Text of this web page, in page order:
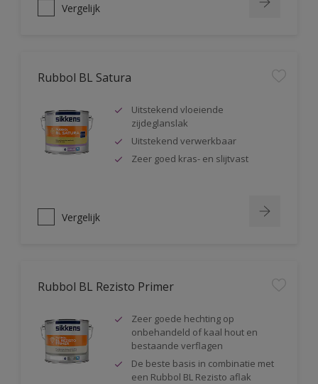
Vergelijk
Rubbol BL Satura
Uitstekend vloeiende
zijdeglanslak
Uitstekend verwerkbaar
Zeer goed kras- en slijtvast
Vergelijk
Rubbol BL Rezisto Primer
Zeer goede hechting op
onbehandeld of kaal hout en
bestaande verflagen
De beste basis in combinatie met
een Rubbol BL Rezisto aflak